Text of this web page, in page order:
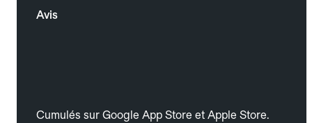
Avis
Cumulés sur Google App Store et Apple Store.